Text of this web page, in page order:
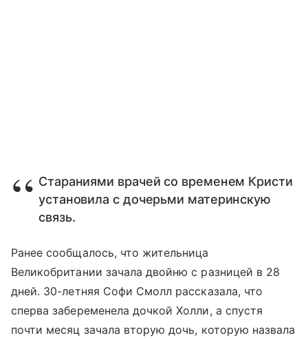
Стараниями врачей со временем Кристи
установила с дочерьми материнскую
связь.
Ранее сообщалось, что жительница
Великобритании зачала двойню с разницей в 28
дней. 30-летняя Софи Смолл рассказала, что
сперва забеременела дочкой Холли, а спустя
почти месяц зачала вторую дочь, которую назвала